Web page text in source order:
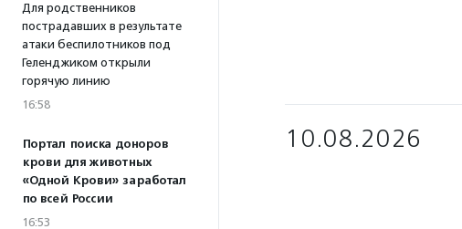
Для родственников
пострадавших в результате
атаки беспилотников под
Геленджиком открыли
горячую линию
16:58
Портал поиска доноров
крови для животных
«Одной Крови» заработал
по всей России
16:53
10.08.2026